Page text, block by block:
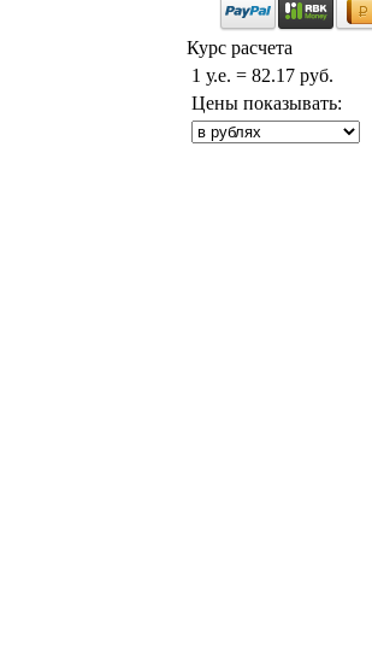
Курс расчета
1 у.е. = 82.17 руб.
Цены показывать: